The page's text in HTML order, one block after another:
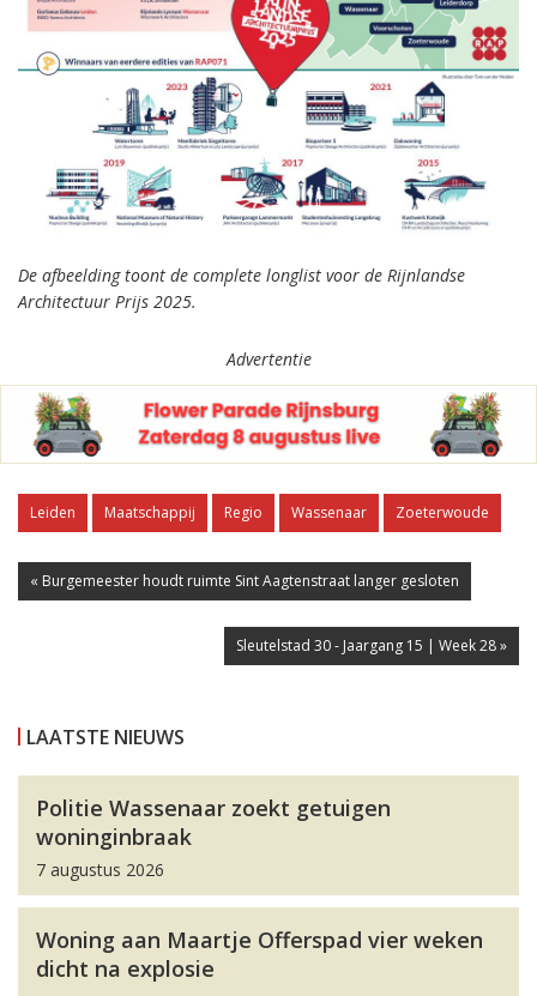
De afbeelding toont de complete longlist voor de Rijnlandse
Architectuur Prijs 2025.
Advertentie
Leiden Maatschappij Regio Wassenaar Zoeterwoude
« Burgemeester houdt ruimte Sint Aagtenstraat langer gesloten
Sleutelstad 30 - Jaargang 15 | Week 28 »
LAATSTE NIEUWS
Politie Wassenaar zoekt getuigen
woninginbraak
7 augustus 2026
Woning aan Maartje Offerspad vier weken
dicht na explosie